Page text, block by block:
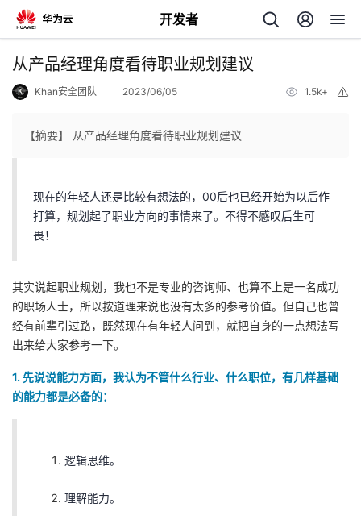
开发者
返
页
开
发
者
从产品经理角度看待职业规划建议
Khan安全团队 2023/06/05 1.5k+
【摘要】 从产品经理角度看待职业规划建议
现在的年轻人还是比较有想法的，00后也已经开始为以后作
打算，规划起了职业方向的事情来了。不得不感叹后生可
畏！
其实说起职业规划，我也不是专业的咨询师、也算不上是一名成功
的职场人士，所以按道理来说也没有太多的参考价值。但自己也曾
经有前辈引过路，既然现在有年轻人问到，就把自身的一点想法写
出来给大家参考一下。
1. 先说说能力方面，我认为不管什么行业、什么职位，有几样基础
的能力都是必备的：
逻辑思维。
理解能力。